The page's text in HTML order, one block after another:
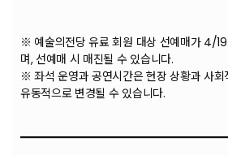
※ 예술의전당 유료 회원 대상 선예매가 4/
며, 선예매 시 매진될 수 있습니다.
※ 좌석 운영과 공연시간은 현장 상황과 사회
유동적으로 변경될 수 있습니다.